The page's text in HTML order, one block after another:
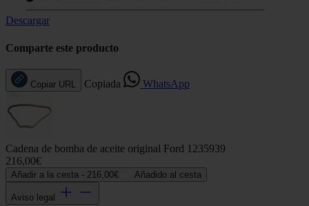
Descargar
Comparte este producto
Copiar URL Copiada WhatsApp
Cadena de bomba de aceite original Ford 1235939
216,00€
Añadir a la cesta - 216,00€ Añadido al cesta
Aviso legal